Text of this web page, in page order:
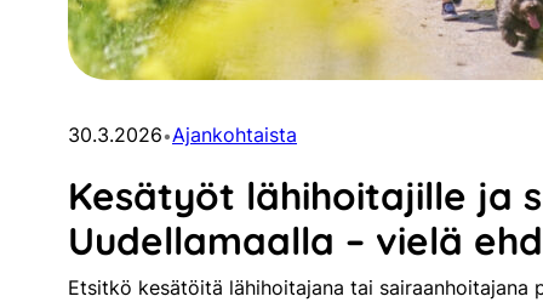
30.3.2026•Ajankohtaista
Kesätyöt lähihoitajille ja
Uudellamaalla – vielä
Etsitkö kesätöitä lähihoitajana tai sairaanhoitajana